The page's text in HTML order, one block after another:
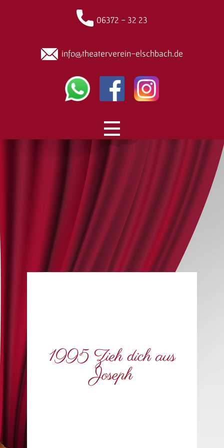
06372 - 32 23
info@theaterverein-elschbach.de
1995 Zieh dich aus
Joseph